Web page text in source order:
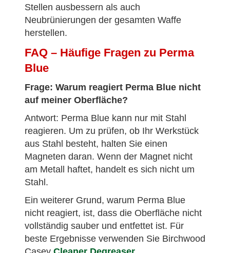
Stellen ausbessern als auch
Neubrünierungen der gesamten Waffe
herstellen.
FAQ – Häufige Fragen zu Perma
Blue
Frage: Warum reagiert Perma Blue nicht
auf meiner Oberfläche?
Antwort: Perma Blue kann nur mit Stahl
reagieren. Um zu prüfen, ob Ihr Werkstück
aus Stahl besteht, halten Sie einen
Magneten daran. Wenn der Magnet nicht
am Metall haftet, handelt es sich nicht um
Stahl.
Ein weiterer Grund, warum Perma Blue
nicht reagiert, ist, dass die Oberfläche nicht
vollständig sauber und entfettet ist. Für
beste Ergebnisse verwenden Sie Birchwood